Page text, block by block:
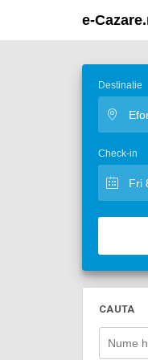
e-
Destinatie
Check-in
CAUTA